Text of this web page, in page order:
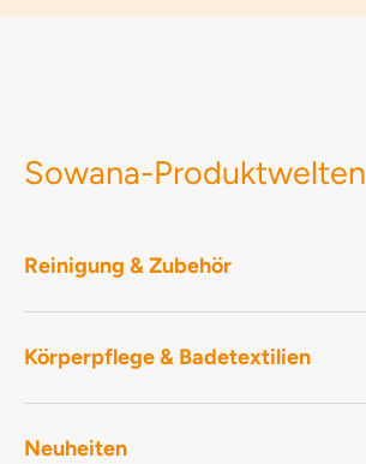
DENATONIUM BENZOATE
Sowana-Produktwelten
Reinigung & Zubehör
Körperpflege & Badetextilien
Neuheiten